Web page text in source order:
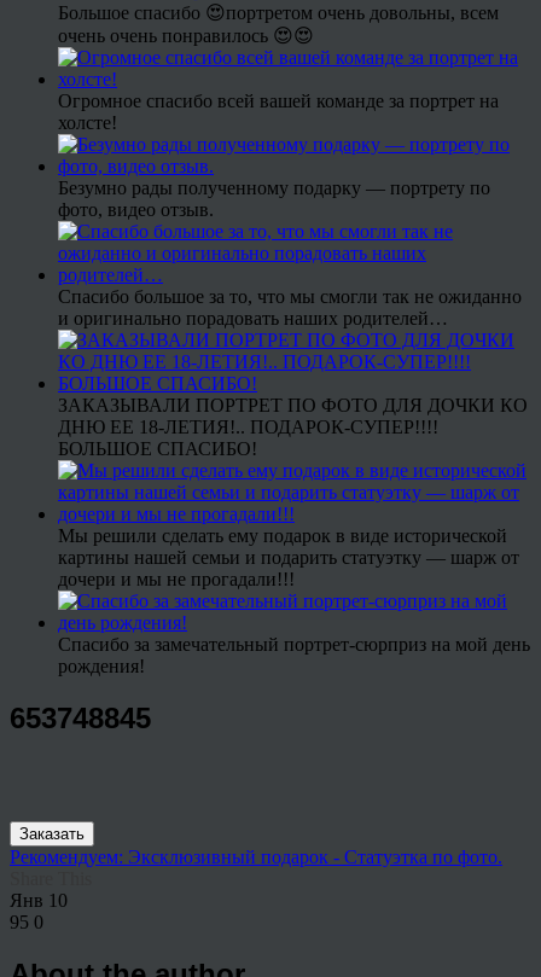
Большое спасибо 😍портретом очень довольны, всем
очень очень понравилось 😍😍
Огромное спасибо всей вашей команде за портрет на
холсте!
Безумно рады полученному подарку — портрету по
фото, видео отзыв.
Спасибо большое за то, что мы смогли так не ожиданно
и оригинально порадовать наших родителей…
ЗАКАЗЫВАЛИ ПОРТРЕТ ПО ФОТО ДЛЯ ДОЧКИ КО
ДНЮ ЕЕ 18-ЛЕТИЯ!.. ПОДАРОК-СУПЕР!!!!
БОЛЬШОЕ СПАСИБО!
Мы решили сделать ему подарок в виде исторической
картины нашей семьи и подарить статуэтку — шарж от
дочери и мы не прогадали!!!
Спасибо за замечательный портрет-сюрприз на мой день
рождения!
653748845
Заказать
Рекомендуем: Эксклюзивный подарок - Статуэтка по фото.
Янв 10
95 0